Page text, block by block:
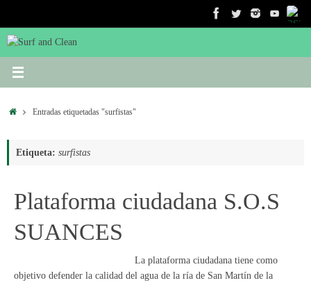
contenido
InicioEntradas etiquetadas "surfistas"
Etiqueta: surfistas
Plataforma ciudadana S.O.S
SUANCES
La plataforma ciudadana tiene como
objetivo defender la calidad del agua de la ría de San Martín de la